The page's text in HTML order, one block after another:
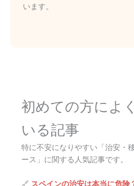
います。
初めての方によ
いる記事
特に不安になりやすい「治安・
ース」に関する人気記事です。
🔗 スペインの治安は本当に危険